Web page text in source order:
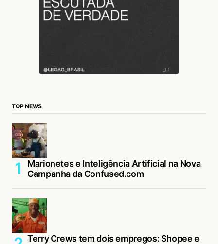
TOP NEWS
Marionetes e Inteligência Artificial na Nova
Campanha da Confused.com
Terry Crews tem dois empregos: Shopee e